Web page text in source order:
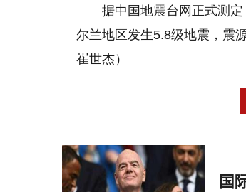
据中国地震台网正式测
尔兰地区发生5.8级地震，震
崔世杰）
国